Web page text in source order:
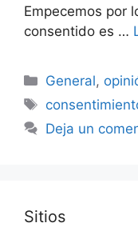
Empecemos por
consentido es …
Categorías
General,
Etiquetas
Deja un
Sitios